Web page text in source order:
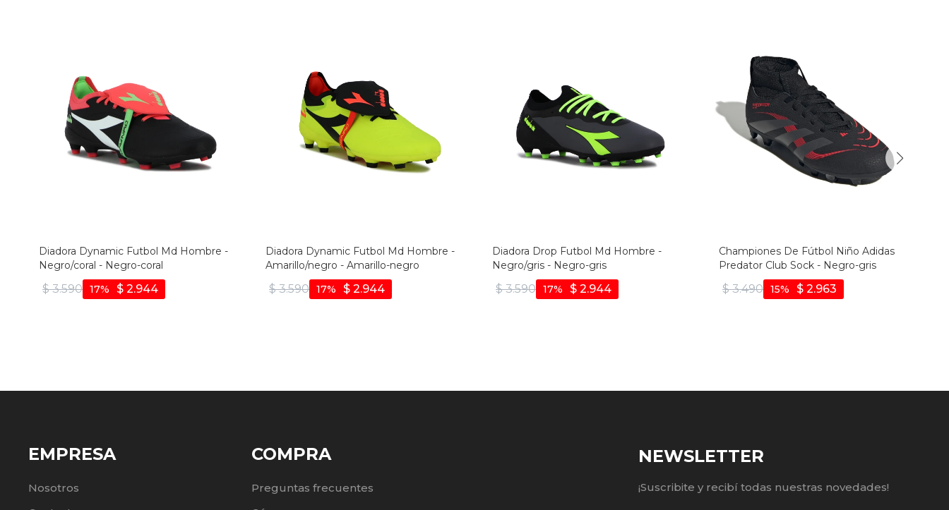
Diadora Dynamic Futbol Md Hombre -
Negro/coral - Negro-coral
$ 3.590 $ 2.944
17
Diadora Dynamic Futbol Md Hombre -
Amarillo/negro - Amarillo-negro
$ 3.590 $ 2.944
17
Diadora Drop Futbol Md Hombre -
Negro/gris - Negro-gris
$ 3.590 $ 2.944
17
Championes De Fútbol Niño Adidas
Predator Club Sock - Negro-gris
$ 3.490 $ 2.963
15
EMPRESA
Nosotros
COMPRA
Preguntas frecuentes
NEWSLETTER
¡Suscribite y recibí todas nuestras novedades!